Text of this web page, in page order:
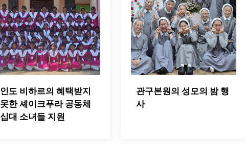
인도 비하르의 혜택받지
못한 셰이크푸라 공동체
십대 소녀들 지원
관구본원의 성모의 밤 행
사